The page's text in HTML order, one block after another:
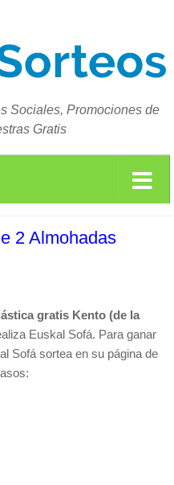
Sociales, Promociones de
Gratis
2 Almohadas
gratis Kento (de la
Euskal Sofá. Para ganar
Sofá sortea en su página de